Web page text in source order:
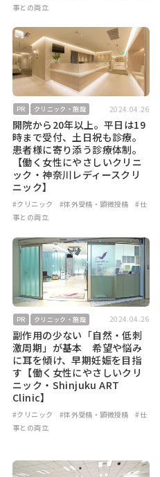
事との両立
PR クリニック・施設 2024.04.26
開院から20年以上。平日は19
時まで受付、土日祝も診療。
患者様に寄り添う診療体制。
【働く女性にやさしいクリニ
ック・神奈川レディースクリ
ニック】
#クリニック #体外受精・顕微授精
#仕
事との両立
PR クリニック・施設 2024.04.26
副作用の少ない「自然・低刺
激周期」が基本 希望や悩み
に耳を傾け、早期妊娠を目指
す【働く女性にやさしいクリ
ニック・Shinjuku ART
Clinic】
#クリニック #体外受精・顕微授精
#仕
事との両立